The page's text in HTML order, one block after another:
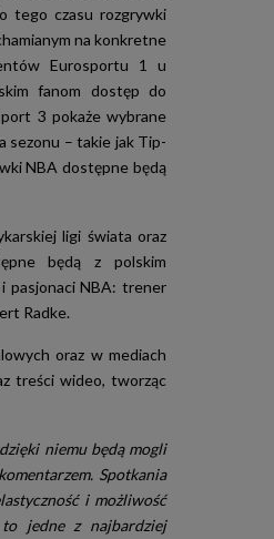
tego czasu rozgrywki
na konkretne
Eurosportu 1 u
fanom dostęp do
3 pokaże wybrane
sezonu – takie jak Tip-
NBA dostępne będą
ligi świata oraz
będą z polskim
i pasjonaci NBA: trener
Radke.
oraz w mediach
treści wideo, tworząc
niemu będą mogli
Spotkania
i możliwość
jedne z najbardziej